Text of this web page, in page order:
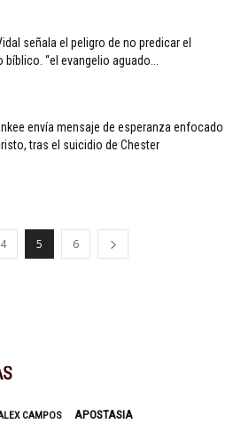
señala el peligro de no predicar el
bíblico. “el evangelio aguado...
envía mensaje de esperanza enfocado
tras el suicidio de Chester
4 5 6
CAMPOS APOSTASIA